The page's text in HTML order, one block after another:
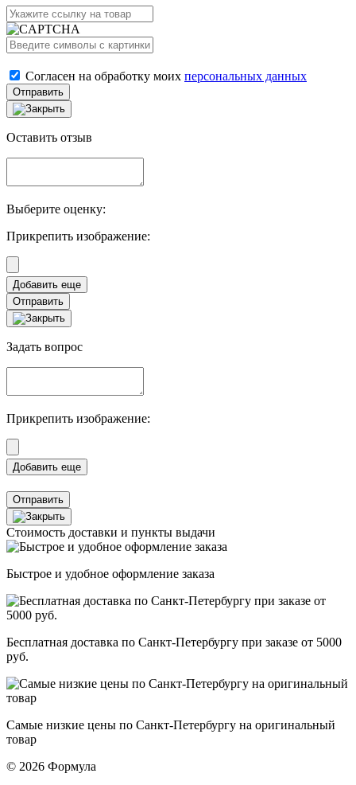
Согласен на обработку моих персональных данных
Отправить
Оставить отзыв
Выберите оценку:
Прикрепить изображение:
Отправить
Задать вопрос
Прикрепить изображение:
Отправить
Стоимость доставки и пункты выдачи
Быстрое и удобное оформление заказа
Бесплатная доставка по Санкт-Петербургу при заказе от 5000
руб.
Самые низкие цены по Санкт-Петербургу на оригинальный
товар
© 2026 Формула